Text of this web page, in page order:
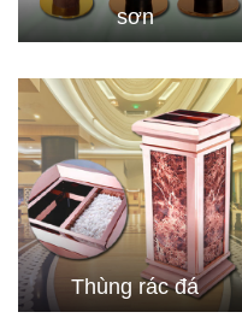
sơn
Thùng rác đá